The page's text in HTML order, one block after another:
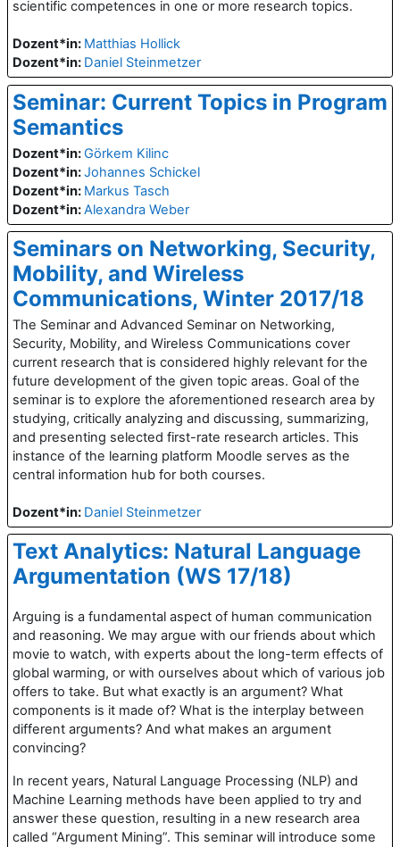
scientific competences in one or more research topics.
Dozent*in: Matthias Hollick
Dozent*in: Daniel Steinmetzer
Seminar: Current Topics in Program
Semantics
Dozent*in:Görkem Kilinc
Dozent*in:Johannes Schickel
Dozent*in: Markus Tasch
Dozent*in:Alexandra Weber
Seminars on Networking, Security,
Mobility, and Wireless
Communications, Winter 2017/18
The Seminar and Advanced Seminar on Networking,
Security, Mobility, and Wireless Communications cover
current research that is considered highly relevant for the
future development of the given topic areas. Goal of the
seminar is to explore the aforementioned research area by
studying, critically analyzing and discussing, summarizing,
and presenting selected first-rate research articles. This
instance of the learning platform Moodle serves as the
central information hub for both courses.
Dozent*in: Daniel Steinmetzer
Text Analytics: Natural Language
Argumentation (WS 17/18)
Arguing is a fundamental aspect of human communication
and reasoning. We may argue with our friends about which
movie to watch, with experts about the long-term effects of
global warming, or with ourselves about which of various job
offers to take. But what exactly is an argument? What
components is it made of? What is the interplay between
different arguments? And what makes an argument
convincing?
In recent years, Natural Language Processing (NLP) and
Machine Learning methods have been applied to try and
answer these question, resulting in a new research area
called “Argument Mining”. This seminar will introduce some